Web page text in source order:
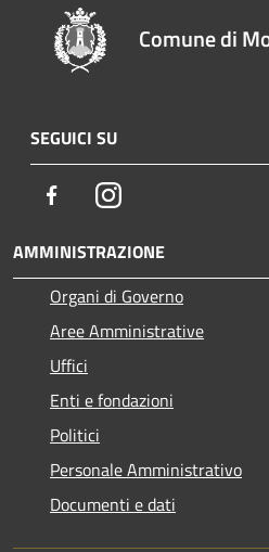
Comune di
SEGUICI SU
FacebookInstagram
AMMINISTRAZIONE
Organi di Governo
Aree Amministrative
Uffici
Enti e fondazioni
Politici
Personale Amministrativo
Documenti e dati